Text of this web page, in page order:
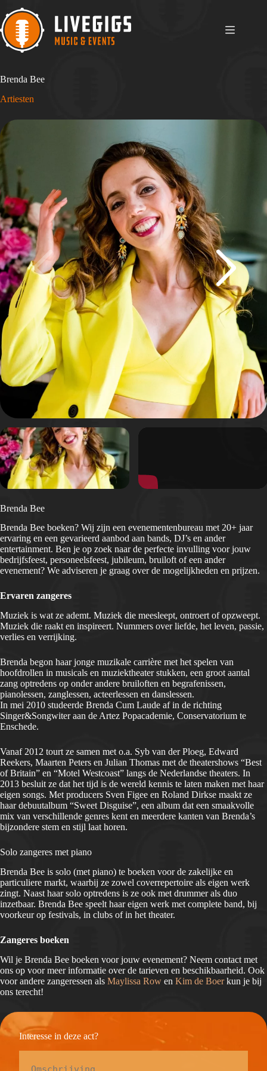
naar
de
inhoud
Brenda Bee
Artiesten
Brenda Bee
Brenda Bee boeken? Wij zijn een evenementenbureau met 20+ jaar
ervaring en een gevarieerd aanbod aan bands, DJ’s en ander
entertainment. Ben je op zoek naar de perfecte invulling voor jouw
bedrijfsfeest, personeelsfeest, jubileum, bruiloft of een ander
evenement? We adviseren je graag over de mogelijkheden en prijzen.
Ervaren zangeres
Muziek is wat ze ademt. Muziek die meesleept, ontroert of opzweept.
Muziek die raakt en inspireert. Nummers over liefde, het leven, passie,
verlies en verrijking.
Brenda begon haar jonge muzikale carrière met het spelen van
hoofdrollen in musicals en muziektheater stukken, een groot aantal
zang optredens op onder andere bruiloften en begrafenissen,
pianolessen, zanglessen, acteerlessen en danslessen.
In mei 2010 studeerde Brenda Cum Laude af in de richting
Singer&Songwiter aan de Artez Popacademie, Conservatorium te
Enschede.
Vanaf 2012 tourt ze samen met o.a. Syb van der Ploeg, Edward
Reekers, Maarten Peters en Julian Thomas met de theatershows “Best
of Britain” en “Motel Westcoast” langs de Nederlandse theaters. In
2013 besluit ze dat het tijd is de wereld kennis te laten maken met haar
eigen songs. Met producers Sven Figee en Roland Dirkse maakt ze
haar debuutalbum “Sweet Disguise”, een album dat een smaakvolle
mix van verschillende genres kent en meerdere kanten van Brenda’s
bijzondere stem en stijl laat horen.
Solo zangeres met piano
Brenda Bee is solo (met piano) te boeken voor de zakelijke en
particuliere markt, waarbij ze zowel coverrepertoire als eigen werk
zingt. Naast haar solo optredens is ze ook met drummer als duo
inzetbaar. Brenda Bee speelt haar eigen werk met complete band, bij
voorkeur op festivals, in clubs of in het theater.
Zangeres boeken
Wil je Brenda Bee boeken voor jouw evenement? Neem contact met
ons op voor meer informatie over de tarieven en beschikbaarheid. Ook
voor andere zangeressen als Maylissa Row en Kim de Boerkun je bij
ons terecht!
Interesse in deze act?